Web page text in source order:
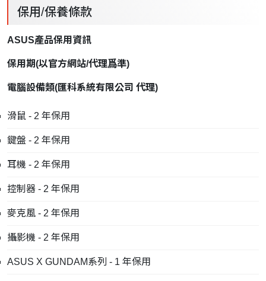
保用/保養條款
ASUS產品保用資訊
保用期(以官方網站/代理爲準)
電腦設備類(匯科系統有限公司 代理)
滑鼠 - 2 年保用
鍵盤 - 2 年保用
耳機 - 2 年保用
控制器 - 2 年保用
麥克風 - 2 年保用
攝影機 - 2 年保用
ASUS X GUNDAM系列 - 1 年保用